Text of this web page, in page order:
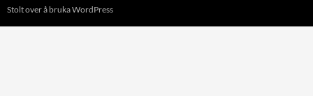
Stolt over å bruka WordPress